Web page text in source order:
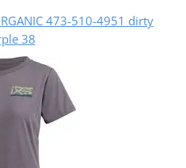
473-510-4951 dirty
38